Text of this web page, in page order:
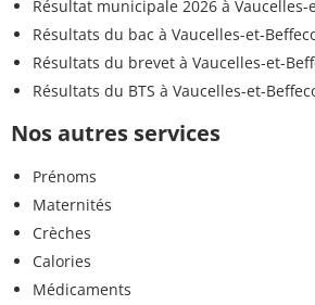
Résultat municipale 2026 à
Résultats du bac à Vaucelles-et-
Résultats du brevet à Vaucelles-et-
Résultats du BTS à Vaucelles-et-
Nos autres services
Prénoms
Maternités
Crèches
Calories
Médicaments